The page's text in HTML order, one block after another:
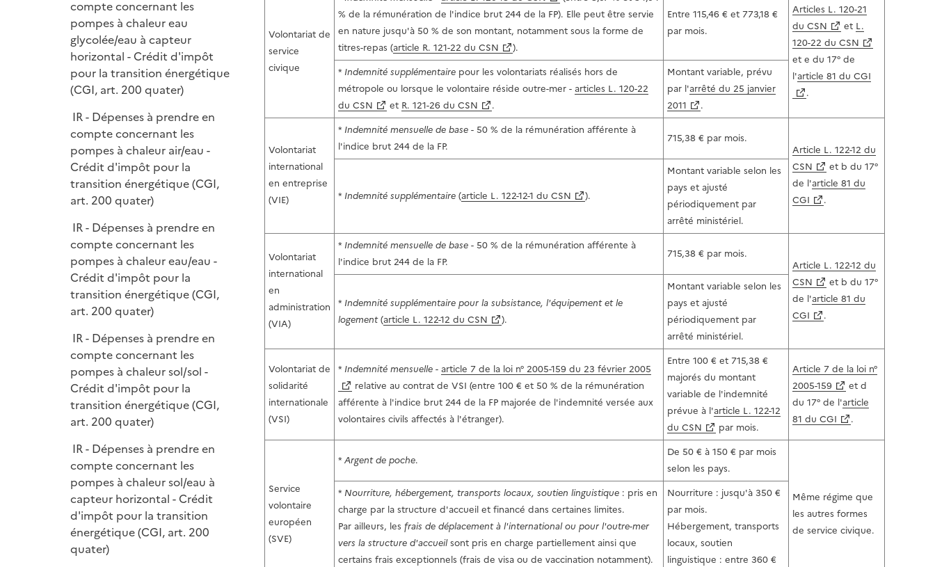
compte concernant les
pompes à chaleur eau
glycolée/eau à capteur
horizontal - Crédit d'impôt
pour la transition énergétique
(CGI, art. 200 quater)
IR - Dépenses à prendre en
compte concernant les
pompes à chaleur air/eau -
Crédit d'impôt pour la
transition énergétique (CGI,
art. 200 quater)
IR - Dépenses à prendre en
compte concernant les
pompes à chaleur eau/eau -
Crédit d'impôt pour la
transition énergétique (CGI,
art. 200 quater)
IR - Dépenses à prendre en
compte concernant les
pompes à chaleur sol/sol -
Crédit d'impôt pour la
transition énergétique (CGI,
art. 200 quater)
IR - Dépenses à prendre en
compte concernant les
pompes à chaleur sol/eau à
capteur horizontal - Crédit
d'impôt pour la transition
énergétique (CGI, art. 200
quater)
Volontariat de
service
civique
% de la rémunération de l'indice brut 244 de la FP). Elle peut être servie
en nature jusqu'à 50 % de son montant, notamment sous la forme de
titres-repas (article R. 121-22 du CSN ).
Entre 115,46 € et 773,18 €
par mois.
Articles L. 120-21
du CSN
et L.
120-22 du CSN
et e du 17° de
l'article 81 du CGI
.
* Indemnité supplémentaire pour les volontariats réalisés hors de
métropole ou lorsque le volontaire réside outre-mer - articles L. 120-22
du CSN
et R. 121-26 du CSN .
Montant variable, prévu
par l'arrêté du 25 janvier
2011
.
Volontariat
international
en entreprise
(VIE)
* Indemnité mensuelle de base - 50 % de la rémunération afférente à
l'indice brut 244 de la FP.
715,38 € par mois.
Article L. 122-12 du
CSN
et b du 17°
de l'article 81 du
CGI
.
* Indemnité supplémentaire (article L. 122-12-1 du CSN ).
Montant variable selon les
pays et ajusté
périodiquement par
arrêté ministériel.
Volontariat
international
en
administration
(VIA)
* Indemnité mensuelle de base - 50 % de la rémunération afférente à
l'indice brut 244 de la FP.
715,38 € par mois.
Article L. 122-12 du
CSN
et b du 17°
de l'article 81 du
CGI
.
* Indemnité supplémentaire pour la subsistance, l'équipement et le
logement(article L. 122-12 du CSN ).
Montant variable selon les
pays et ajusté
périodiquement par
arrêté ministériel.
Volontariat de
solidarité
internationale
(VSI)
* Indemnité mensuelle - article 7 de la loi n° 2005-159 du 23 février 2005
relative au contrat de VSI (entre 100 € et 50 % de la rémunération
afférente à l'indice brut 244 de la FP majorée de l'indemnité versée aux
volontaires civils affectés à l'étranger).
Entre 100 € et 715,38 €
majorés du montant
variable de l'indemnité
prévue à l'article L. 122-12
du CSN
par mois.
Article 7 de la loi n°
2005-159
et d
du 17° de l'article
81 du CGI
.
Service
volontaire
européen
(SVE)
* Argent de poche.
De 50 € à 150 € par mois
selon les pays.
Même régime que
les autres formes
de service civique.
* Nourriture, hébergement, transports locaux, soutien linguistique : pris en
charge par la structure d'accueil et financé dans certaines limites.
Par ailleurs, les frais de déplacement à l'international ou pour l'outre-mer
vers la structure d'accueilsont pris en charge partiellement ainsi que
certains frais exceptionnels (frais de visa ou de vaccination notamment).
Nourriture : jusqu'à 350 €
par mois.
Hébergement, transports
locaux, soutien
linguistique : entre 360 €